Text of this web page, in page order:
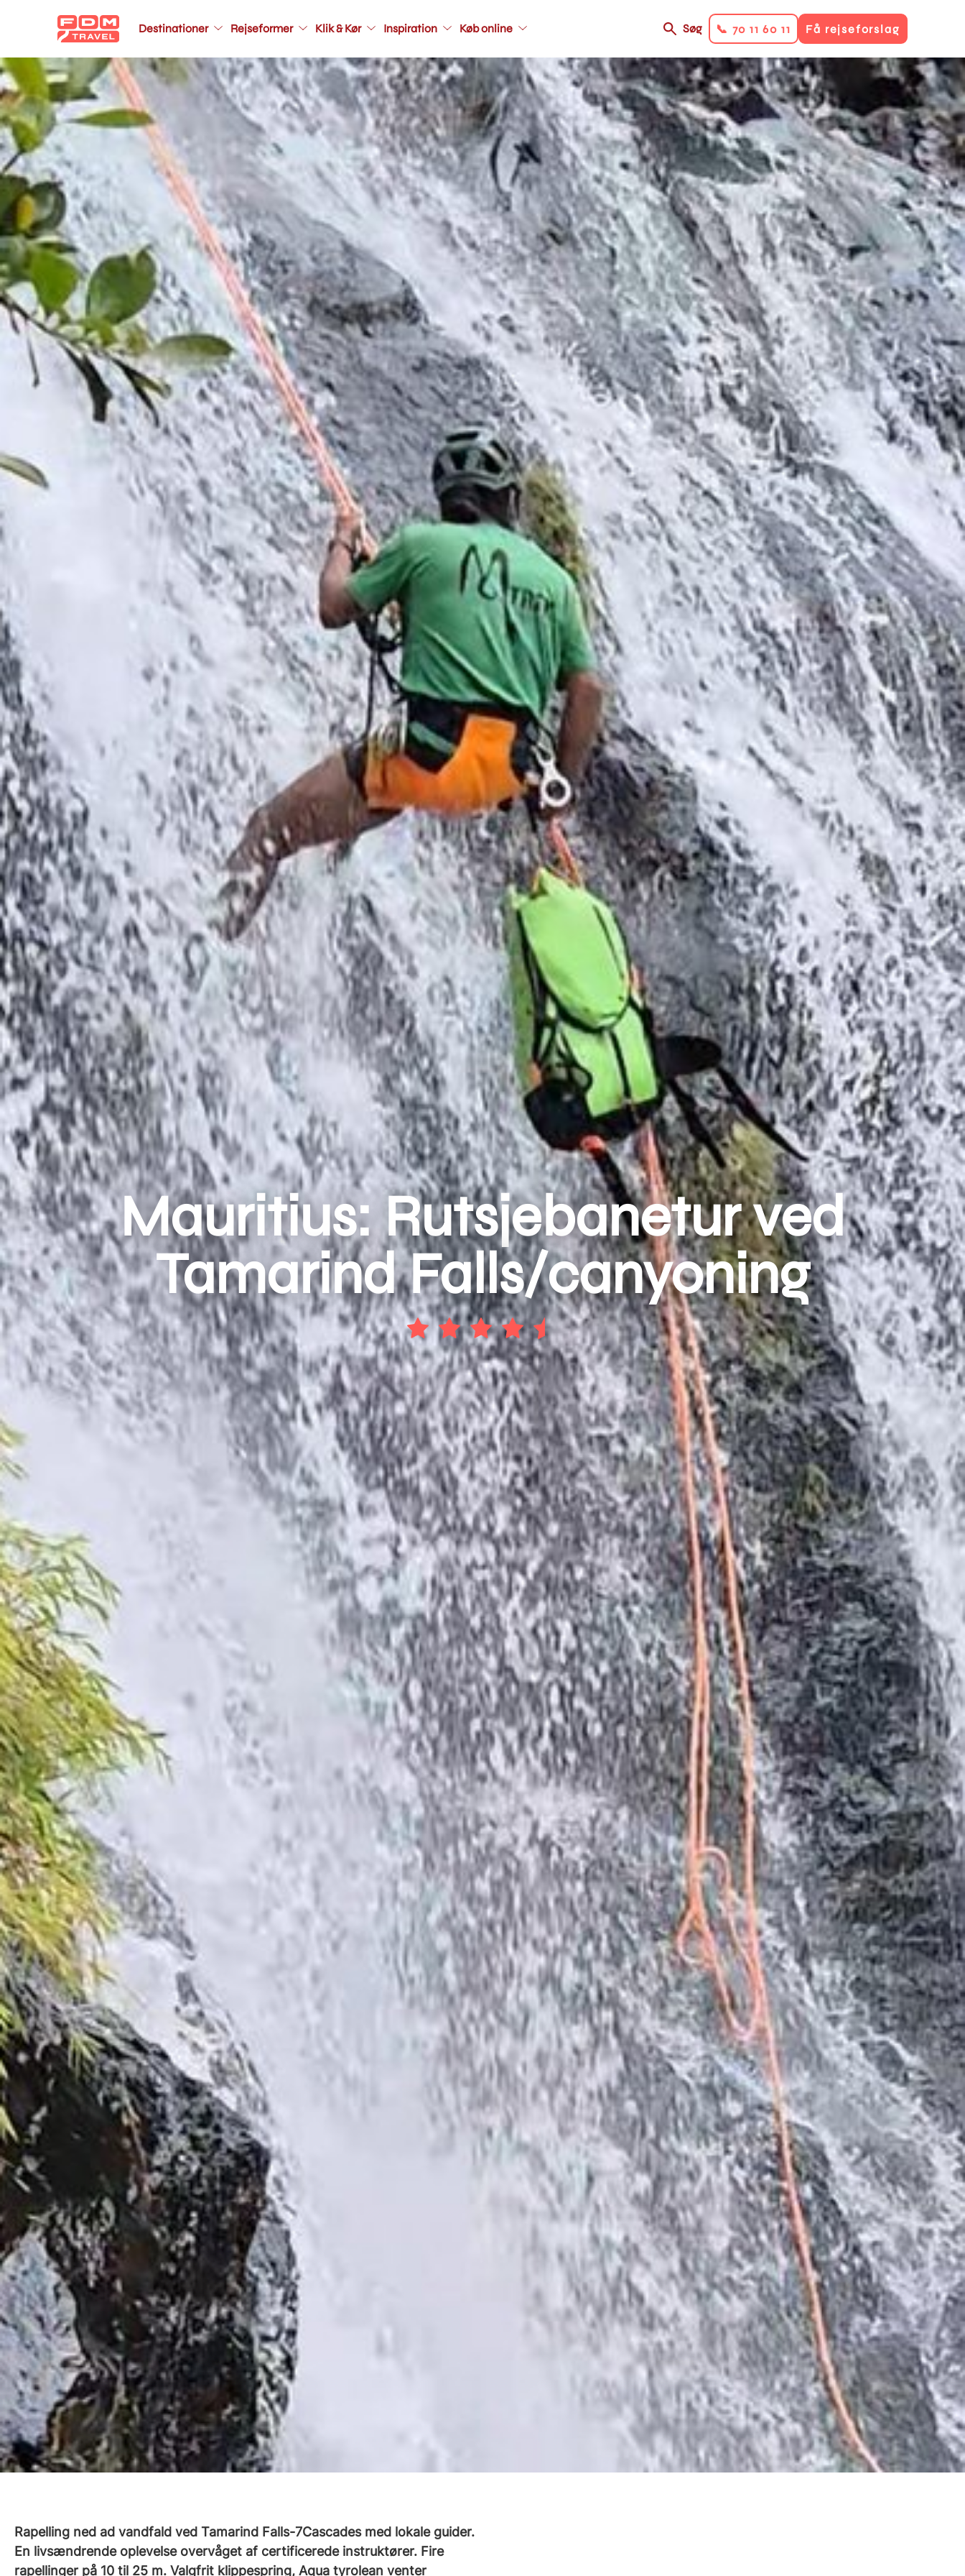
Gå
til
hovedindhold
Main
Destinationer Rejseformer Klik & Kør Inspiration Køb online
secondary
Søg 📞 70 11 60 11 Få rejseforslag
Mauritius: Rutsjebanetur ved
Tamarind Falls/canyoning
Rapelling ned ad vandfald ved Tamarind Falls-7Cascades med lokale guider.
En livsændrende oplevelse overvåget af certificerede instruktører. Fire
rapellinger på 10 til 25 m. Valgfrit klippespring, Aqua tyrolean venter